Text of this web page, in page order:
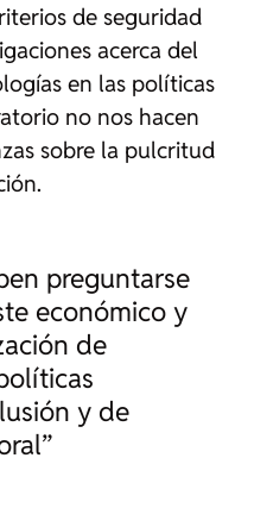
de seguridad
acerca del
en las políticas
no nos hacen
sobre la pulcritud
preguntarse
económico y
de
y de